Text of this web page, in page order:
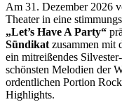
Am 31. Dezember 2026
Theater in eine
„Let’s Have A Party“
Sündikat zusammen mit
ein mitreißendes
schönsten Melodien der
ordentlichen Portion
Highlights.